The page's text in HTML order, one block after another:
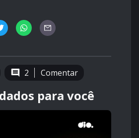
2 Comentar
para você